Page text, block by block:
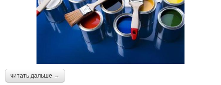
читать дальше →